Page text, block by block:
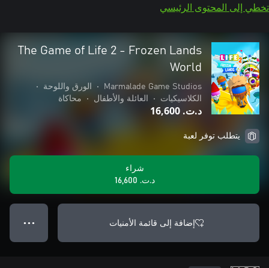
تخطي إلى المحتوى الرئيسي
The Game of Life 2 - Frozen Lands
World
Marmalade Game Studios
• الورق واللوحة
•
الكلاسيكيات
• العائلة والأطفال • محاكاة
د.ت.‏ 16,600
يتطلب توفر لعبة
شراء
د.ت.‏ 16,600
إضافة إلى قائمة الأمنيات ● ● ●